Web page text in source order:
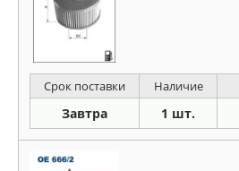
Срок поставки Наличие
Завтра 1 шт.